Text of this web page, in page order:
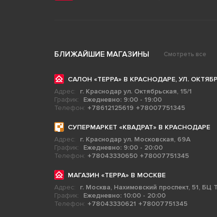
БЛИЖАЙШИЕ МАГАЗИНЫ Смотреть все
САЛОН «ТЕРРА» В КРАСНОДАРЕ, УЛ.
Адрес:
г. Краснодар ул. Октябрьская, 15/1
График:
Ежедневно: 9:00 - 19:00
Телефон: +78612125619 +78007751345
СУПЕРМАРКЕТ «КВАДРАТ» В КРАСНОДАРЕ
Адрес:
г. Краснодар ул. Московская, 69А
График:
Ежедневно: 9:00 - 20:00
Телефон: +78043330650 +78007751345
МАГАЗИН «ТЕРРА» В МОСКВЕ
Адрес:
г. Москва, Нахимовский проспект, 51, БЦ
График:
Ежедневно: 10:00 - 20:00
Телефон: +78043330621 +78007751345